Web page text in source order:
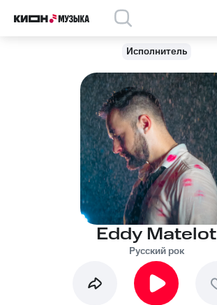
Исполнитель
Eddy Matelot
Русский рок